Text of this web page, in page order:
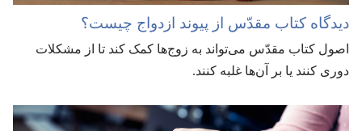
دیدگاه کتاب مقدّس از پیوند ازدواج چیست؟‏
اصول کتاب مقدّس می‌تواند به زوج‌ها کمک کند تا از مشکلات
دوری کنند یا بر آن‌ها غلبه کنند.‏